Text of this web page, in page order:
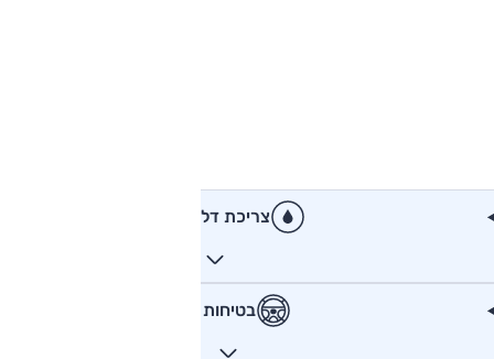
צריכת דלק
בטיחות